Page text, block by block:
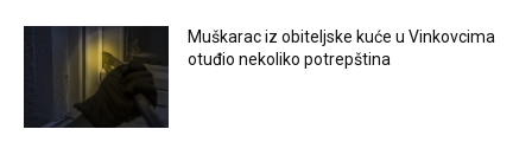
Muškarac iz obiteljske kuće u Vinkovcima
otuđio nekoliko potrepština